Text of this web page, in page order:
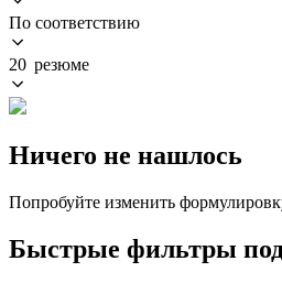
По соответствию
20 резюме
Ничего не нашлось
Попробуйте изменить
Быстрые фильтры